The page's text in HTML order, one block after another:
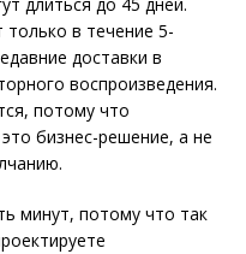
только в течение 5-
доставки в
воспроизведения.
потому что
бизнес-решение, а не
минут, потому что так